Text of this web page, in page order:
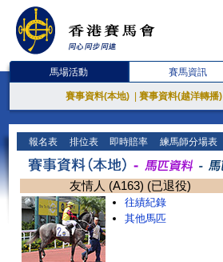
馬場活動 賽馬資訊
賽事資料(本地) 賽事資料(越洋轉播)
報名表 排位表 即時賠率 練馬師分場表
友情人 (A163) (已退役)
往績紀錄
其他馬匹